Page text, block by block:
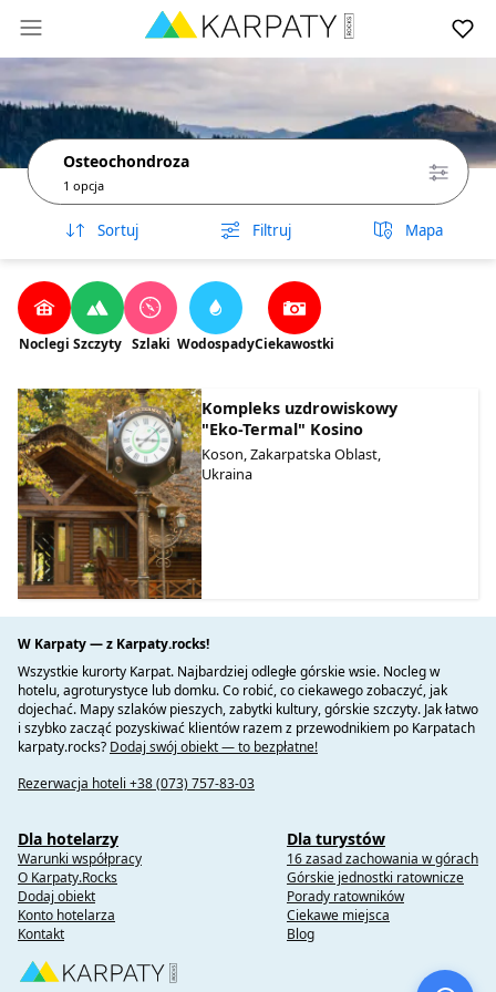
Osteochondroza
1 opcja
Sortuj Filtruj Mapa
Noclegi Szczyty Szlaki WodospadyCiekawostki
Kompleks uzdrowiskowy
"Eko-Termal" Kosino
Koson, Zakarpatska Oblast,
Ukraina
W Karpaty — z Karpaty.rocks!
Wszystkie kurorty Karpat. Najbardziej odległe górskie wsie. Nocleg w
hotelu, agroturystyce lub domku. Co robić, co ciekawego zobaczyć, jak
dojechać. Mapy szlaków pieszych, zabytki kultury, górskie szczyty. Jak łatwo
i szybko zacząć pozyskiwać klientów razem z przewodnikiem po Karpatach
karpaty.rocks? Dodaj swój obiekt — to bezpłatne!
Rezerwacja hoteli +38 (073) 757-83-03
Dla hotelarzy
Warunki współpracy
O Karpaty.Rocks
Dodaj obiekt
Konto hotelarza
Kontakt
Dla turystów
16 zasad zachowania w górach
Górskie jednostki ratownicze
Porady ratowników
Ciekawe miejsca
Blog